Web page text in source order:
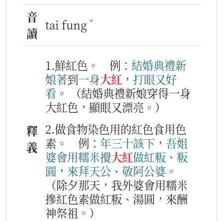
音
讀
tai fung ˇ
釋
義
1.鮮紅色。 例： 結婚典禮新
娘著到一身大紅 ， 打眼又好
看 。
（結婚典禮新娘穿得一身
大紅色，顯眼又漂亮。）
2.做食物染色用的紅色食用色
素。
例： 年三十該下 ， 吾姐
婆會用糯米攪大紅做紅粄 、 粄
圓 ， 來拜天公 、 敬阿公婆 。
（除夕那天，我外婆會用糯米
摻紅色素做紅粄、湯圓，來酬
神祭祖。）